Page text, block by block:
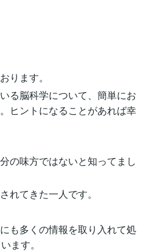
ります。
る脳科学について、簡単にお
ヒントになることがあれば幸
の味方ではないと知ってまし
れてきた一人です。
も多くの情報を取り入れて処
ます。